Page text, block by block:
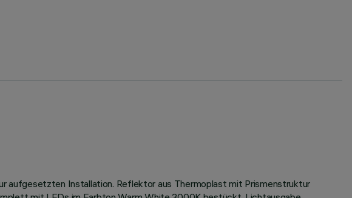
aufgesetzten Installation. Reflektor aus Thermoplast mit Prismenstruktur